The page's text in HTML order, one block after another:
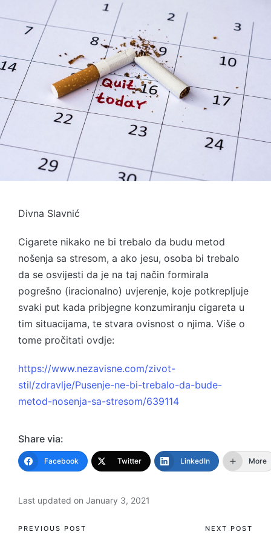
Divna Slavnić
Cigarete nikako ne bi trebalo da budu metod
nošenja sa stresom, a ako jesu, osoba bi trebalo
da se osvijesti da je na taj način formirala
pogrešno (iracionalno) uvjerenje, koje potkrepljuje
svaki put kada pribjegne konzumiranju cigareta u
tim situacijama, te stvara ovisnost o njima. Više o
tome pročitati ovdje:
https://www.nezavisne.com/zivot-
stil/zdravlje/Pusenje-ne-bi-trebalo-da-bude-
metod-nosenja-sa-stresom/639114
Share via:
Facebook Twitter LinkedIn More
Last updated on January 3, 2021
Post
PREVIOUS POST NEXT POST